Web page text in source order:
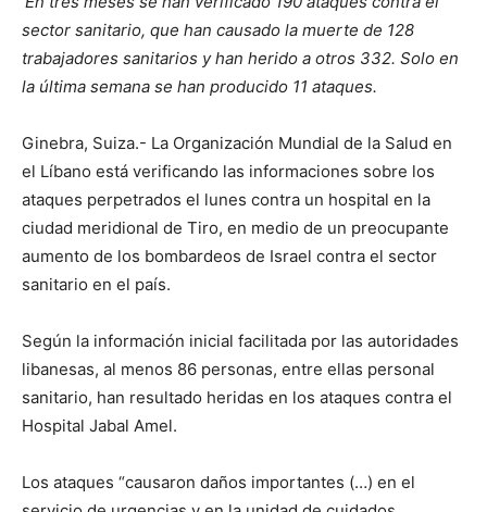
sector sanitario, que han causado la muerte de 128
trabajadores sanitarios y han herido a otros 332. Solo en
la última semana se han producido 11 ataques.
Ginebra, Suiza.- La Organización Mundial de la Salud en
el Líbano está verificando las informaciones sobre los
ataques perpetrados el lunes contra un hospital en la
ciudad meridional de Tiro, en medio de un preocupante
aumento de los bombardeos de Israel contra el sector
sanitario en el país.
Según la información inicial facilitada por las autoridades
libanesas, al menos 86 personas, entre ellas personal
sanitario, han resultado heridas en los ataques contra el
Hospital Jabal Amel.
Los ataques “causaron daños importantes (…) en el